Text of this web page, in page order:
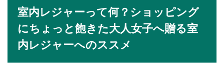
室内レジャーって何？ショッピング
にちょっと飽きた大人女子へ贈る室
内レジャーへのススメ